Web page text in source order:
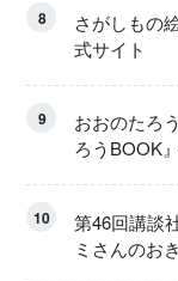
8
さがしもの
式サイト
9
おおのたろ
ろうBOOK
10
第46回講談
ミさんのお